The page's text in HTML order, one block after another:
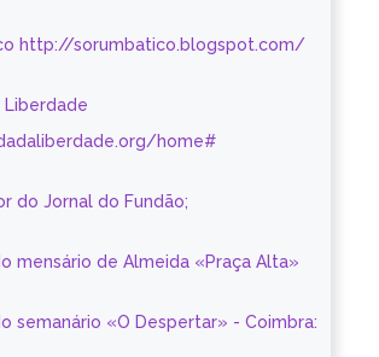
http://sorumbatico.blogspot.com/
Liberdade
home#
do Jornal do Fundão;
mensário de Almeida «Praça Alta»
semanário «O Despertar» - Coimbra: